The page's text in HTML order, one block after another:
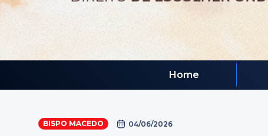
Home
BISPO MACEDO 04/06/2026